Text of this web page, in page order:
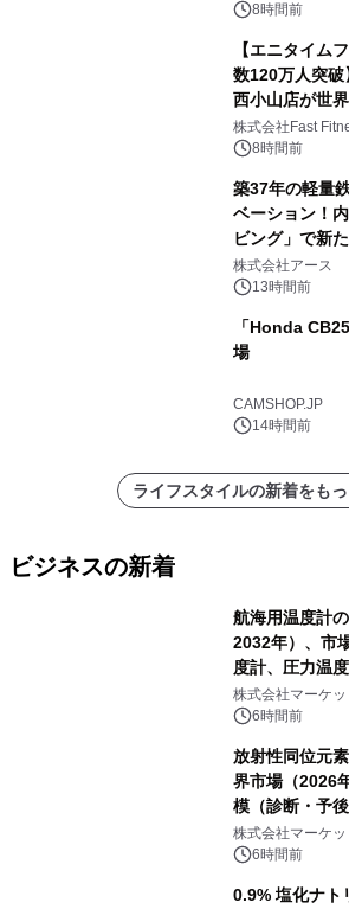
8時間前
【エニタイム
数120万人突
西小山店が世
株式会社Fast
8時間前
築37年の軽量
ベーション！
ビング」で新
事例を株式会社
株式会社アース
13時間前
「Honda
場
CAMSHOP.JP
14時間前
ライフスタイルの新着をも
ビジネスの新着
航海用温度計
2032年）、市
度計、圧力温
ポートを発表
株式会社マーケ
6時間前
放射性同位元
界市場（2026
模（診断・予
表
株式会社マーケ
6時間前
0.9% 塩化ナト